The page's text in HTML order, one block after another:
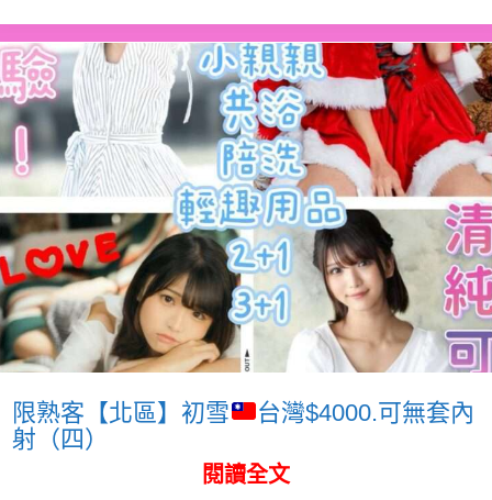
限熟客【北區】初雪
台灣$4000.可無套內
射（四）
閱讀全文